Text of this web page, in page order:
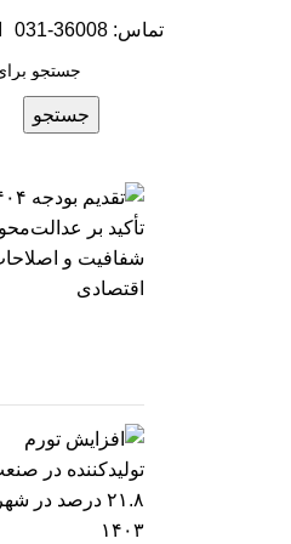
تماس: 36008-031
جستجو